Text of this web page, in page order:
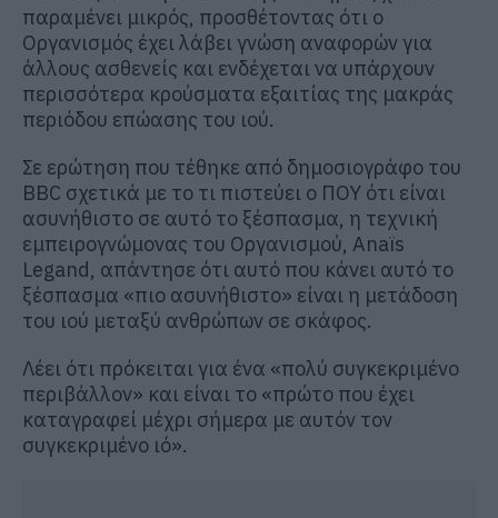
παραμένει μικρός, προσθέτοντας ότι ο
Οργανισμός έχει λάβει γνώση αναφορών για
άλλους ασθενείς και ενδέχεται να υπάρχουν
περισσότερα κρούσματα εξαιτίας της μακράς
περιόδου επώασης του ιού.
Σε ερώτηση που τέθηκε από δημοσιογράφο του
BBC σχετικά με το τι πιστεύει ο ΠΟΥ ότι είναι
ασυνήθιστο σε αυτό το ξέσπασμα, η τεχνική
εμπειρογνώμονας του Οργανισμού, Anaïs
Legand, απάντησε ότι αυτό που κάνει αυτό το
ξέσπασμα «πιο ασυνήθιστο» είναι η μετάδοση
του ιού μεταξύ ανθρώπων σε σκάφος.
Λέει ότι πρόκειται για ένα «πολύ συγκεκριμένο
περιβάλλον» και είναι το «πρώτο που έχει
καταγραφεί μέχρι σήμερα με αυτόν τον
συγκεκριμένο ιό».